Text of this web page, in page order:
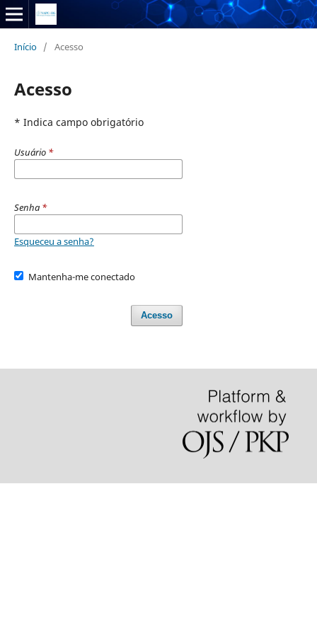
Início / Acesso
Acesso
* Indica campo obrigatório
Usuário *
Senha *
Esqueceu a senha?
Mantenha-me conectado
Acesso